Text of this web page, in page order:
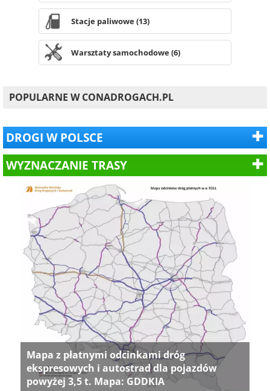
Stacje paliwowe (13)
Warsztaty samochodowe (6)
POPULARNE W CONADROGACH.PL
DROGI W POLSCE
WYZNACZANIE TRASY
Mapa z płatnymi odcinkami dróg
ekspresowych i autostrad dla pojazdów
powyżej 3,5 t. Mapa: GDDKIA